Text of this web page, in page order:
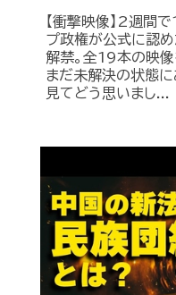
【衝撃映像】2週間
プ政権が公式に認
解禁。全19本の映
まだ未解決の状態に
見てどう思いまし...